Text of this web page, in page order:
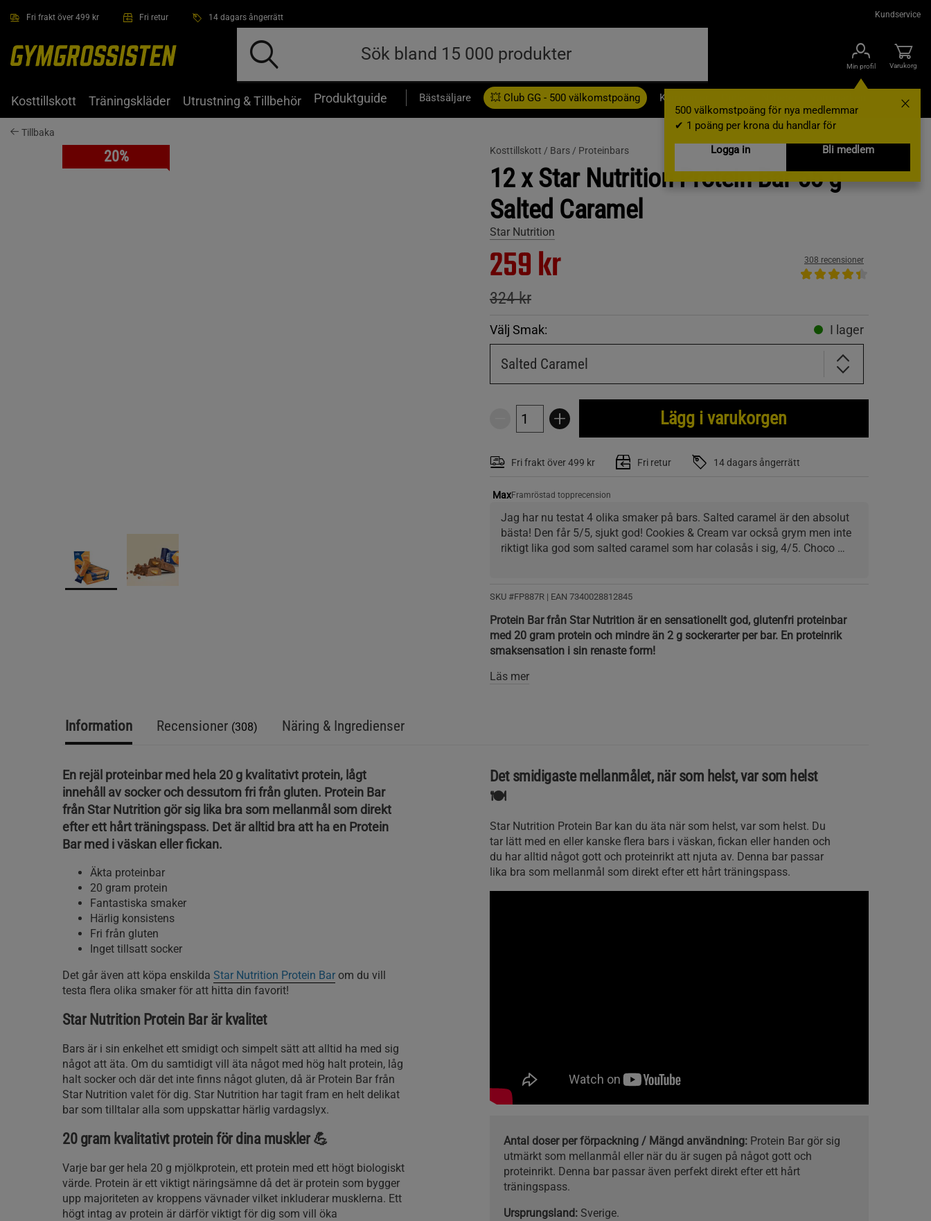
Fri frakt över 499 kr Fri retur 14 dagars ångerrätt Kundservice
Min profil
500 välkomstpoäng för nya medlemmar
✔ 1 poäng per krona du handlar för
Logga in
Bli medlem
Varukorg
Kosttillskott Träningskläder Utrustning & Tillbehör Produktguide Bästsäljare 💥 Club GG - 500 välkomstpoäng Kampanjer
Tillbaka
20% Kosttillskott / Bars / Proteinbars
12 x Star Nutrition Protein Bar 55 g
Salted Caramel
Star Nutrition
259 kr
324 kr
308 recensioner
Välj Smak: I lager
Salted Caramel
Lägg i varukorgen
Fri frakt över 499 kr Fri retur 14 dagars ångerrätt
MaxFramröstad topprecension
Jag har nu testat 4 olika smaker på bars. Salted caramel är den absolut
bästa! Den får 5/5, sjukt god! Cookies & Cream var också grym men inte
riktigt lika god som salted caramel som har colasås i sig, 4/5. Choco
är dock okej 2/5.
Just nu köper jag en låda salted caramel och en låda cookies and cream,
dom är båda dunder!
SKU #FP887R | EAN 7340028812845
Protein Bar från Star Nutrition är en sensationellt god, glutenfri proteinbar
med 20 gram protein och mindre än 2 g sockerarter per bar. En proteinrik
smaksensation i sin renaste form!
Läs mer
Information Recensioner (308) Näring & Ingredienser
En rejäl proteinbar med hela 20 g kvalitativt protein, lågt
innehåll av socker och dessutom fri från gluten. Protein Bar
från Star Nutrition gör sig lika bra som mellanmål som direkt
efter ett hårt träningspass. Det är alltid bra att ha en Protein
Bar med i väskan eller fickan.
Äkta proteinbar
20 gram protein
Fantastiska smaker
Härlig konsistens
Fri från gluten
Inget tillsatt socker
Det går även att köpa enskilda Star Nutrition Protein Bar om du vill
testa flera olika smaker för att hitta din favorit!
Star Nutrition Protein Bar är kvalitet
Bars är i sin enkelhet ett smidigt och simpelt sätt att alltid ha med sig
något att äta. Om du samtidigt vill äta något med hög halt protein, låg
halt socker och där det inte finns något gluten, då är Protein Bar från
Star Nutrition valet för dig. Star Nutrition har tagit fram en helt delikat
bar som tilltalar alla som uppskattar härlig vardagslyx.
20 gram kvalitativt protein för dina muskler💪
Varje bar ger hela 20 g mjölkprotein, ett protein med ett högt biologiskt
värde. Protein är ett viktigt näringsämne då det är protein som bygger
upp majoriteten av kroppens vävnader vilket inkluderar musklerna. Ett
högt intag av protein är därför viktigt för dig som vill öka
Det smidigaste mellanmålet, när som helst, var som helst
🍽
Star Nutrition Protein Bar kan du äta när som helst, var som helst. Du
tar lätt med en eller kanske flera bars i väskan, fickan eller handen och
du har alltid något gott och proteinrikt att njuta av. Denna bar passar
lika bra som mellanmål som direkt efter ett hårt träningspass.
Antal doser per förpackning / Mängd användning:Protein Bar gör sig
utmärkt som mellanmål eller när du är sugen på något gott och
proteinrikt. Denna bar passar även perfekt direkt efter ett hårt
träningspass.
Ursprungsland: Sverige.